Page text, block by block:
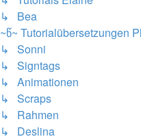
↳ Bea
~წ~ Tutorialübersetzungen
↳ Sonni
↳ Signtags
↳ Animationen
↳ Scraps
↳ Rahmen
↳ Deslina